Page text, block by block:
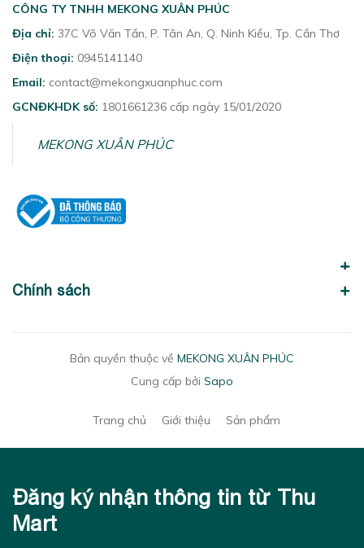
CÔNG TY TNHH MEKONG XUÂN PHÚC
Địa chỉ: 37C Võ Văn Tần, P. Tân An, Q. Ninh Kiều, Tp. Cần Thơ
Điện thoại: 0945141140
Email: contact@mekongxuanphuc.com
GCNĐKHDK số: 1801661236 cấp ngày 15/01/2020
MEKONG XUÂN PHÚC
Chính sách
Bản quyền thuộc về MEKONG XUÂN PHÚC
Cung cấp bởi Sapo
Trang chủ Giới thiệu Sản phẩm
Đăng ký nhận thông tin từ Thu
Mart